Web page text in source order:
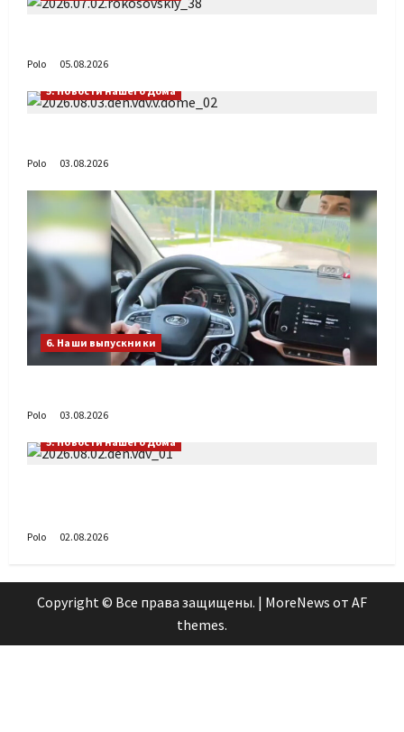
Polo
05.08.2026
5. Новости нашего Дома
Polo 03.08.2026
6. Наши выпускники
Polo
03.08.2026
5. Новости нашего Дома
Polo 02.08.2026
Copyright © Все права защищены. | MoreNews от AF
themes.